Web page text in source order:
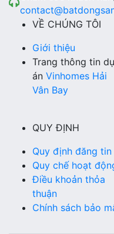
VỀ CHÚNG TÔI
Giới thiệu
Trang thông tin
án Vinhomes Hải
Vân Bay
QUY ĐỊNH
Quy định đăng tin
Quy chế hoạt
Điều khoản thỏa
thuận
Chính sách bảo